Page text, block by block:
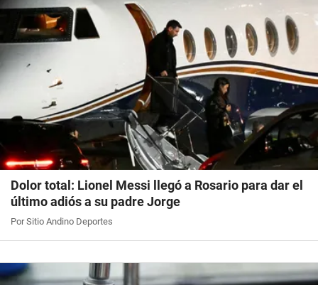
Dolor total: Lionel Messi llegó a Rosario para dar el
último adiós a su padre Jorge
Por Sitio Andino Deportes